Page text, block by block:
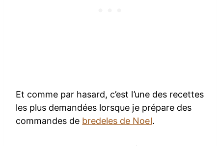
Et comme par hasard, c’est l’une des recettes
les plus demandées lorsque je prépare des
commandes de bredeles de Noel.